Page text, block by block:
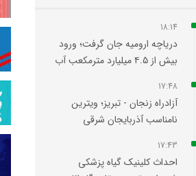
18:14
دریاچه ارومیه جان گرفت؛ ورود
بیش از ۴.۵ میلیارد مترمکعب آب
17:48
آزادراه زنجان - تبریز؛ ویترین
نامناسب آذربایجان شرقی
17:43
احداث کلینیک گیاه‌ پزشکی